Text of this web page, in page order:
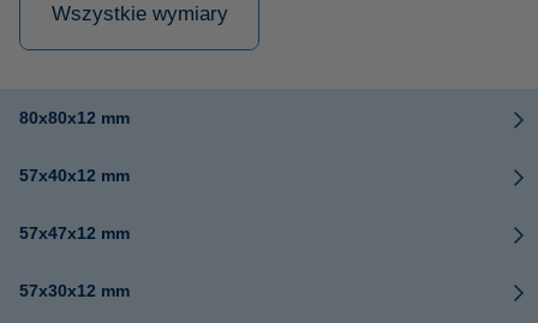
Wszystkie wymiary
80x80x12 mm
57x40x12 mm
57x47x12 mm
57x30x12 mm